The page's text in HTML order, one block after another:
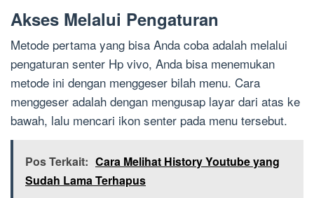
Akses Melalui Pengaturan
Metode pertama yang bisa Anda coba adalah melalui
pengaturan senter Hp vivo, Anda bisa menemukan
metode ini dengan menggeser bilah menu. Cara
menggeser adalah dengan mengusap layar dari atas ke
bawah, lalu mencari ikon senter pada menu tersebut.
Pos Terkait: Cara Melihat History Youtube yang
Sudah Lama Terhapus